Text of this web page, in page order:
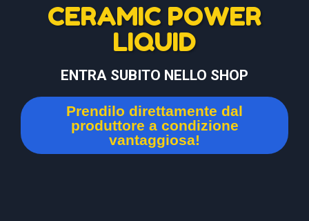
CERAMIC POWER
LIQUID
ENTRA SUBITO NELLO SHOP
Prendilo direttamente dal
produttore a condizione
vantaggiosa!